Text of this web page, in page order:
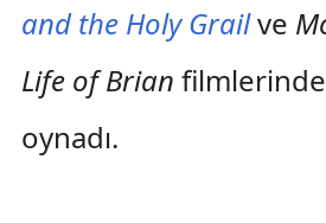
and the Holy Grailve
Life of Brian
oynadı.